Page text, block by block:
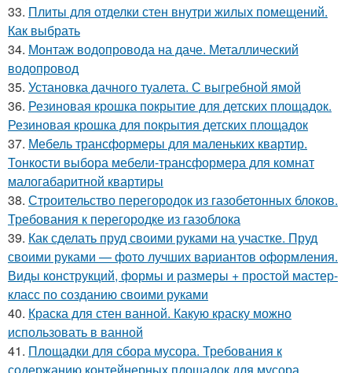
33. Плиты для отделки стен внутри жилых помещений.
Как выбрать
34. Монтаж водопровода на даче. Металлический
водопровод
35. Установка дачного туалета. С выгребной ямой
36. Резиновая крошка покрытие для детских площадок.
Резиновая крошка для покрытия детских площадок
37. Мебель трансформеры для маленьких квартир.
Тонкости выбора мебели-трансформера для комнат
малогабаритной квартиры
38. Строительство перегородок из газобетонных блоков.
Требования к перегородке из газоблока
39. Как сделать пруд своими руками на участке. Пруд
своими руками — фото лучших вариантов оформления.
Виды конструкций, формы и размеры + простой мастер-
класс по созданию своими руками
40. Краска для стен ванной. Какую краску можно
использовать в ванной
41. Площадки для сбора мусора. Требования к
содержанию контейнерных площадок для мусора